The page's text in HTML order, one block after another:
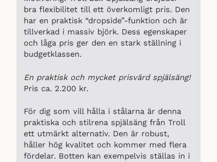
bra flexibilitet till ett överkomligt pris. Den
har en praktisk “dropside”-funktion och är
tillverkad i massiv björk. Dess egenskaper
och låga pris ger den en stark ställning i
budgetklassen.
En praktisk och mycket prisvärd spjälsäng!
Pris ca. 2.200 kr.
För dig som vill hålla i stålarna är denna
praktiska och stilrena spjälsäng från Troll
ett utmärkt alternativ. Den är robust,
håller hög kvalitet och kommer med flera
fördelar. Botten kan exempelvis ställas in i